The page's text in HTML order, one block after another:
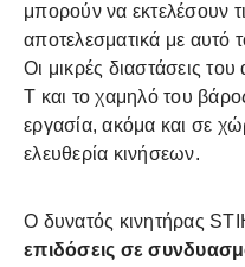
μπορούν να εκτελέσουν
αποτελεσματικά με αυτό
Οι μικρές διαστάσεις
T και το χαμηλό του
εργασία, ακόμα και σε
ελευθερία κινήσεων.
Ο δυνατός κινητήρας
επιδόσεις σε